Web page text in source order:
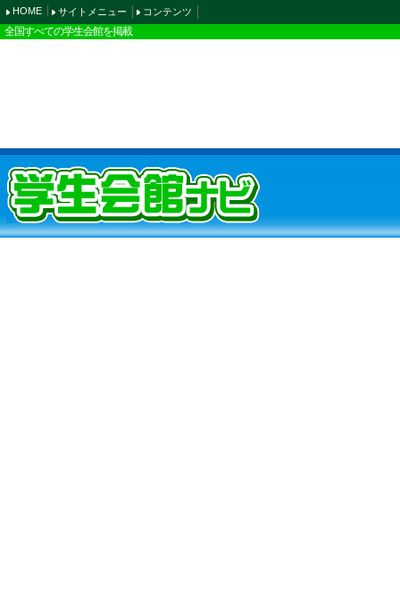
HOME サイトメニュー コンテンツ
全国すべての学生会館を掲載